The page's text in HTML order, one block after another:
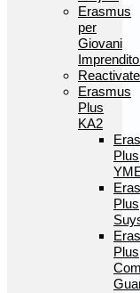
Erasmus
per
Giovani
Reactivate
Erasmus
Plus
KA2
Plus
Plus
Plus